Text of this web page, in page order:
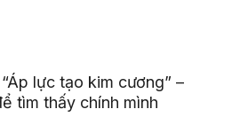
lực tạo kim cương” –
tìm thấy chính mình